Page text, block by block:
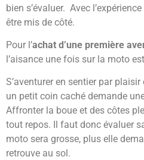
bien s’évaluer. Avec
être mis de côté.
Pour l’achat d’une première
l’aisance une fois sur la moto
S’aventurer en sentier par
un petit coin caché demande
Affronter la boue et des côtes
tout repos. Il faut donc évaluer
moto sera grosse, plus elle
retrouve au sol.